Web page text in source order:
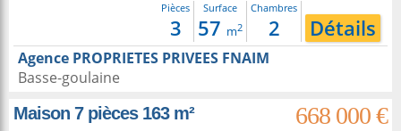
Pièces
3
Surface
57 m2
Chambres
2 Détails
Agence PROPRIETES PRIVEES FNAIM
Basse-goulaine
Maison 7 pièces 163 m²
668 000 €